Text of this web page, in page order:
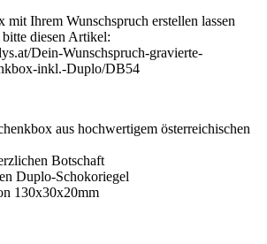
mit Ihrem Wunschspruch erstellen lassen
diesen Artikel:
Dein-Wunschspruch-gravierte-
inkl.-Duplo/DB54
aus hochwertigem österreichischen
Botschaft
Duplo-Schokoriegel
130x30x20mm